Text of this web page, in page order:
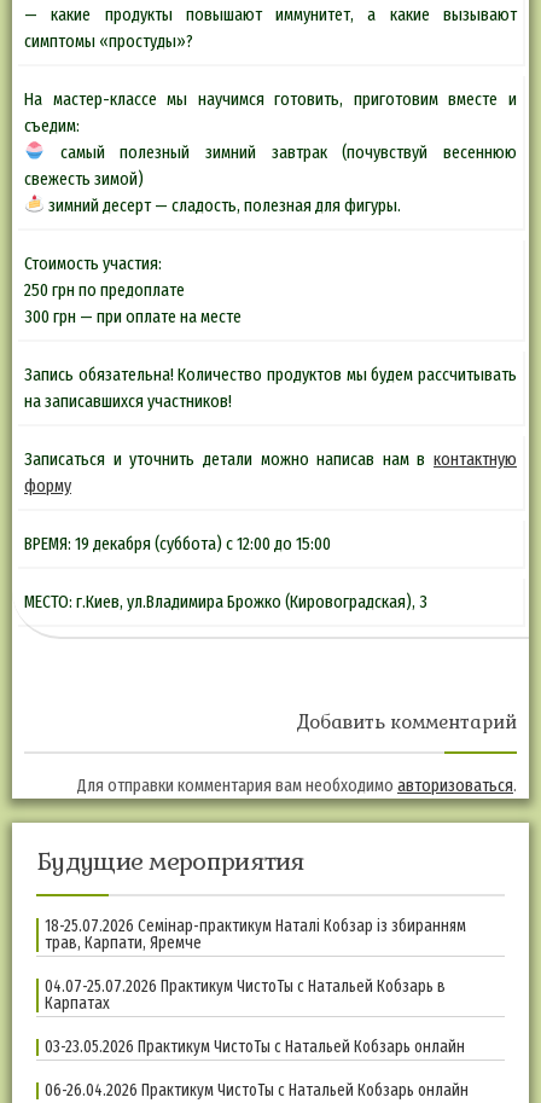
— какие продукты повышают иммунитет, а какие вызывают
симптомы «простуды»?
На мастер-классе мы научимся готовить, приготовим вместе и
съедим:
самый полезный зимний завтрак (почувствуй весеннюю
свежесть зимой)
зимний десерт — сладость, полезная для фигуры.
Стоимость участия:
250 грн по предоплате
300 грн — при оплате на месте
Запись обязательна! Количество продуктов мы будем рассчитывать
на записавшихся участников!
Записаться и уточнить детали можно написав нам в контактную
форму
ВРЕМЯ: 19 декабря (суббота) с 12:00 до 15:00
МЕСТО: г.Киев, ул.Владимира Брожко (Кировоградская), 3
Добавить комментарий
Для отправки комментария вам необходимо авторизоваться.
Будущие мероприятия
18-25.07.2026 Семінар-практикум Наталі Кобзар із збиранням
трав, Карпати, Яремче
04.07-25.07.2026 Практикум ЧистоТы с Натальей Кобзарь в
Карпатах
03-23.05.2026 Практикум ЧистоТы с Натальей Кобзарь онлайн
06-26.04.2026 Практикум ЧистоТы с Натальей Кобзарь онлайн